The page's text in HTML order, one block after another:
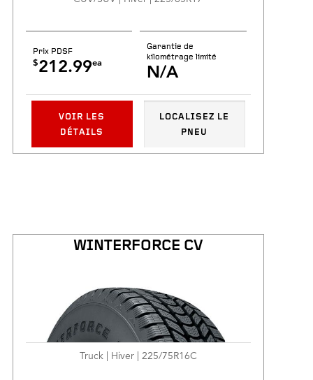
Prix PDSF
$212.99ea
Garantie de
kilométrage limité
N/A
VOIR LES
DÉTAILS
LOCALISEZ LE
PNEU
WINTERFORCE CV
Truck | Hiver | 225/75R16C